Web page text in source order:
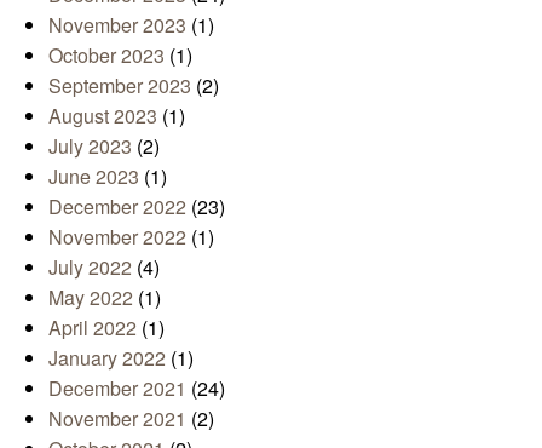
November 2023 (1)
October 2023 (1)
September 2023 (2)
August 2023 (1)
July 2023 (2)
June 2023 (1)
December 2022 (23)
November 2022 (1)
July 2022 (4)
May 2022 (1)
April 2022 (1)
January 2022 (1)
December 2021 (24)
November 2021 (2)